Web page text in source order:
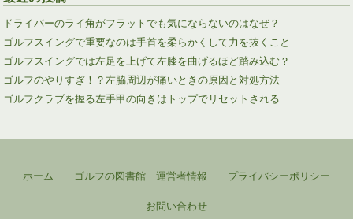
ドライバーのライ角がフラットでも気にならないのはなぜ？
ゴルフスイングで重要なのは手首を柔らかくして力を抜くこと
ゴルフスイングでは左足を上げて左膝を曲げるほど踏み込む？
ゴルフのやりすぎ！？左脇周辺が痛いときの原因と対処方法
ゴルフクラブを握る左手甲の向きはトップでリセットされる
ホーム ゴルフの図書館 運営者情報
プライバシーポリシー
お問い合わせ